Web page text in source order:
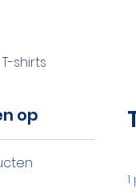
T-shirts
op